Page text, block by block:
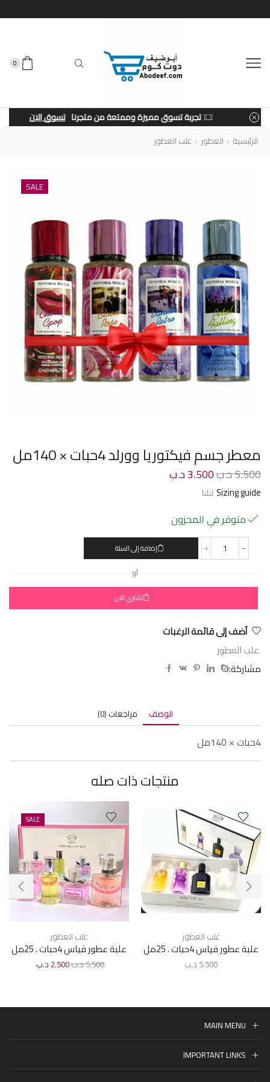
0
تجربة تسوق مميزة وممتعة من متجرنا تسوق الان
الرئيسية العطور علب العطور
SALE
معطر جسم فيكتوريا وورلد 4حبات × 140مل
5.500د.ب3.500د.ب
Sizing guide
متوفر في المخزون
إضافة إلى السلة
أو
اشتري الان
أضف إلى قائمة الرغبات
علب العطور
مشاركة:
الوصف مراجعات (0)
4حبات × 140مل
منتجات ذات صله
علب العطور
علبة عطور فياس 4حبات . 25مل
FO4 .
5.500 د.ب
SALE
علب العطور
علبة عطور فياس 4حبات . 25مل
F16
5.500د.ب2.500د.ب
MAIN MENU
IMPORTANT LINKS